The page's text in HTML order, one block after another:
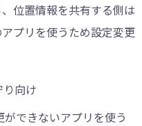
位置情報を共有する側は
プリを使うため設定変更
り向け
できないアプリを使う